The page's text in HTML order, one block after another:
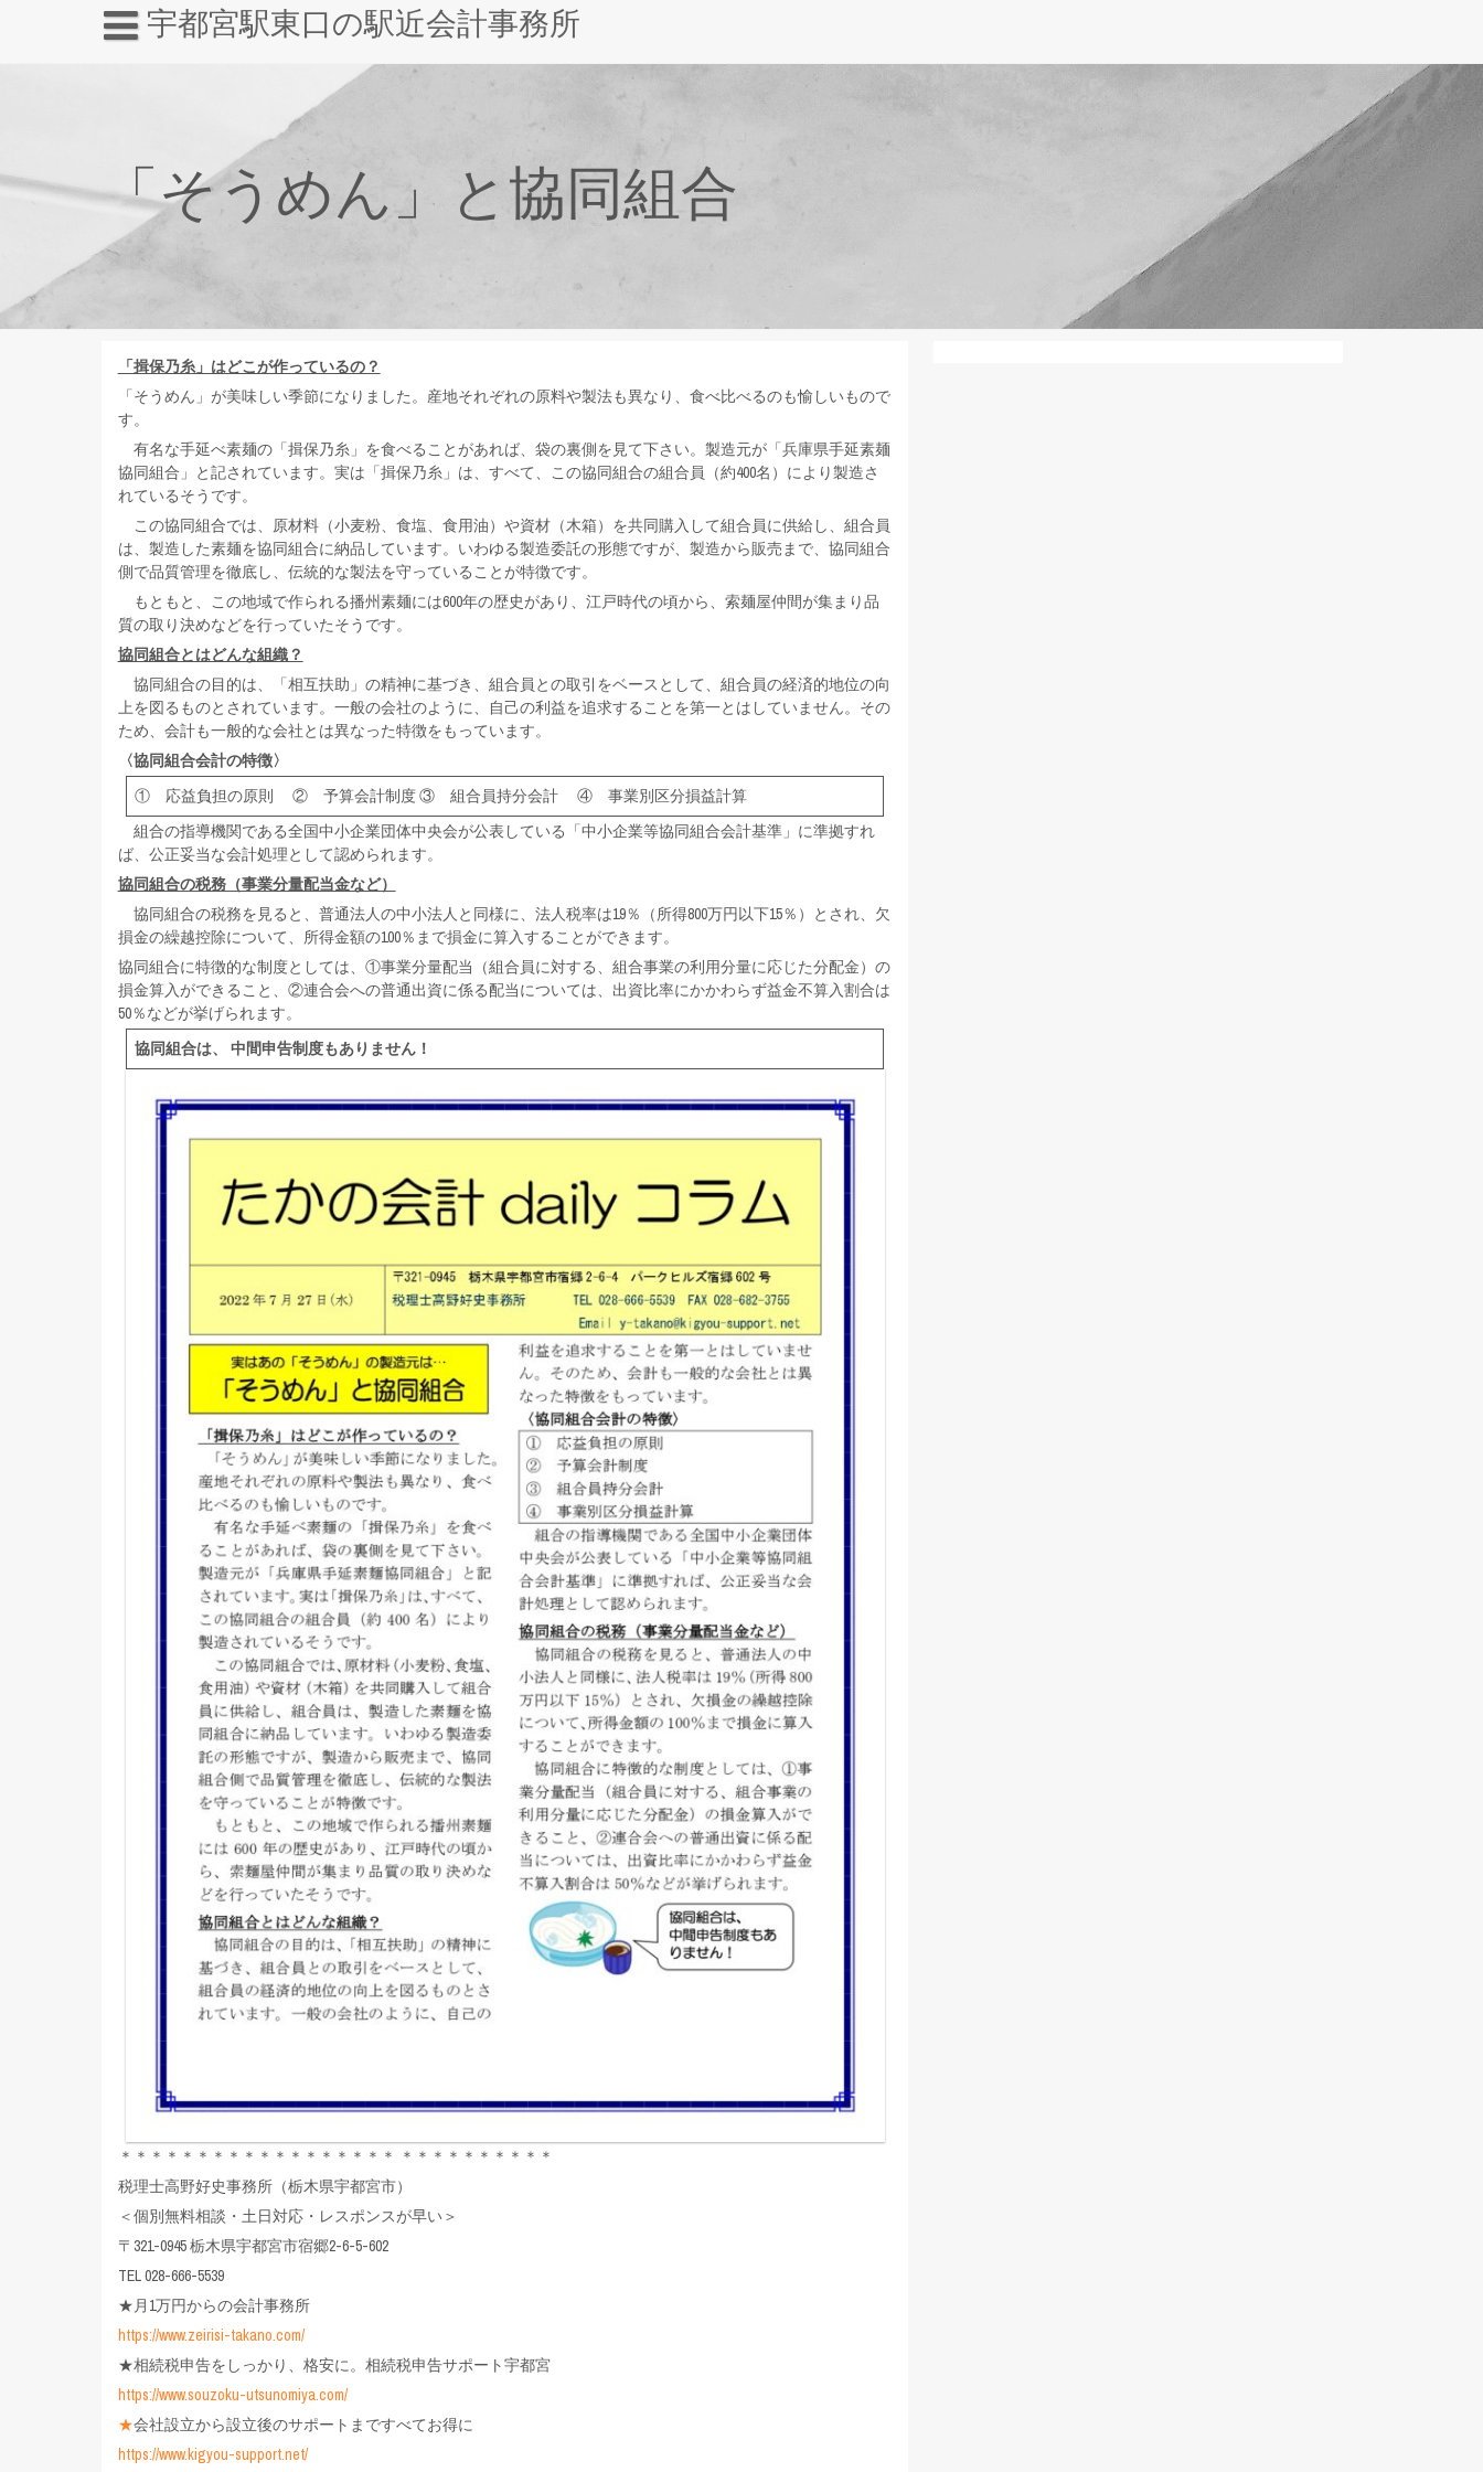
宇都宮駅東口の駅近会計事務所
「そうめん」と協同組合
「揖保乃糸」はどこが作っているの？
「そうめん」が美味しい季節になりました。産地それぞれの原料や製法も異なり、食べ比べるのも愉しいもので
す。
有名な手延べ素麺の「揖保乃糸」を食べることがあれば、袋の裏側を見て下さい。製造元が「兵庫県手延素麺
協同組合」と記されています。実は「揖保乃糸」は、すべて、この協同組合の組合員（約400名）により製造さ
れているそうです。
この協同組合では、原材料（小麦粉、食塩、食用油）や資材（木箱）を共同購入して組合員に供給し、組合員
は、製造した素麺を協同組合に納品しています。いわゆる製造委託の形態ですが、製造から販売まで、協同組合
側で品質管理を徹底し、伝統的な製法を守っていることが特徴です。
もともと、この地域で作られる播州素麺には600年の歴史があり、江戸時代の頃から、索麺屋仲間が集まり品
質の取り決めなどを行っていたそうです。
協同組合とはどんな組織？
協同組合の目的は、「相互扶助」の精神に基づき、組合員との取引をベースとして、組合員の経済的地位の向
上を図るものとされています。一般の会社のように、自己の利益を追求することを第一とはしていません。その
ため、会計も一般的な会社とは異なった特徴をもっています。
〈協同組合会計の特徴〉
① 応益負担の原則 ② 予算会計制度 ③ 組合員持分会計 ④ 事業別区分損益計算
組合の指導機関である全国中小企業団体中央会が公表している「中小企業等協同組合会計基準」に準拠すれ
ば、公正妥当な会計処理として認められます。
協同組合の税務（事業分量配当金など）
協同組合の税務を見ると、普通法人の中小法人と同様に、法人税率は19％（所得800万円以下15％）とされ、欠
損金の繰越控除について、所得金額の100％まで損金に算入することができます。
協同組合に特徴的な制度としては、①事業分量配当（組合員に対する、組合事業の利用分量に応じた分配金）の
損金算入ができること、②連合会への普通出資に係る配当については、出資比率にかかわらず益金不算入割合は
50％などが挙げられます。
協同組合は、
中間申告制度もありません！
＊＊＊＊＊＊＊＊＊＊＊＊＊＊＊＊＊＊ ＊＊＊＊＊＊＊＊＊＊
税理士高野好史事務所（栃木県宇都宮市）
＜個別無料相談・土日対応・レスポンスが早い＞
〒321-0945 栃木県宇都宮市宿郷2-6-5-602
TEL 028-666-5539
★月1万円からの会計事務所
https://www.zeirisi-takano.com/
★相続税申告をしっかり、格安に。相続税申告サポート宇都宮
https://www.souzoku-utsunomiya.com/
★会社設立から設立後のサポートまですべてお得に
https://www.kigyou-support.net/